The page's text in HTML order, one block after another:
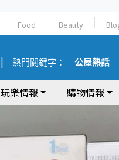
Food Beauty
熱門關鍵字： 公屋熱話
玩樂情報 購物情報